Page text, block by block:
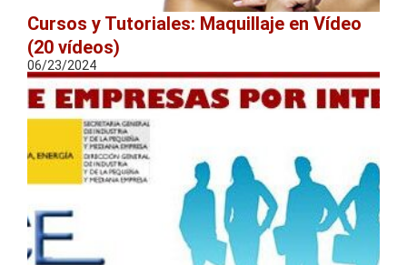
Cursos y Tutoriales: Maquillaje en Vídeo
(20 vídeos)
06/23/2024